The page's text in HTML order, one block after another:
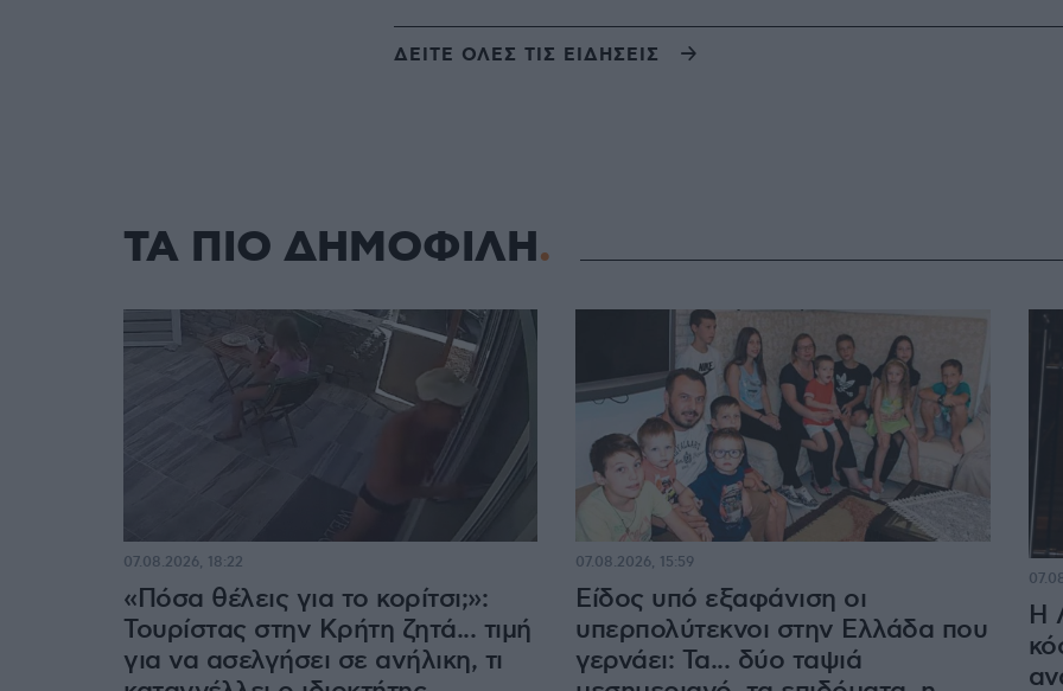
ΔΕΙΤΕ ΟΛΕΣ ΤΙΣ ΕΙΔΗΣΕΙΣ
ΤΑ ΠΙΟ ΔΗΜΟΦΙΛΗ
«Πόσα θέλεις για το κορίτσι;»:
Τουρίστας στην Κρήτη ζητά... τιμή
για να ασελγήσει σε ανήλικη, τι
07.08.2026, 18:22
Είδος υπό εξαφάνιση οι
υπερπολύτεκνοι στην Ελλάδα που
γερνάει: Τα... δύο ταψιά
07.08.2026, 15:59
Η